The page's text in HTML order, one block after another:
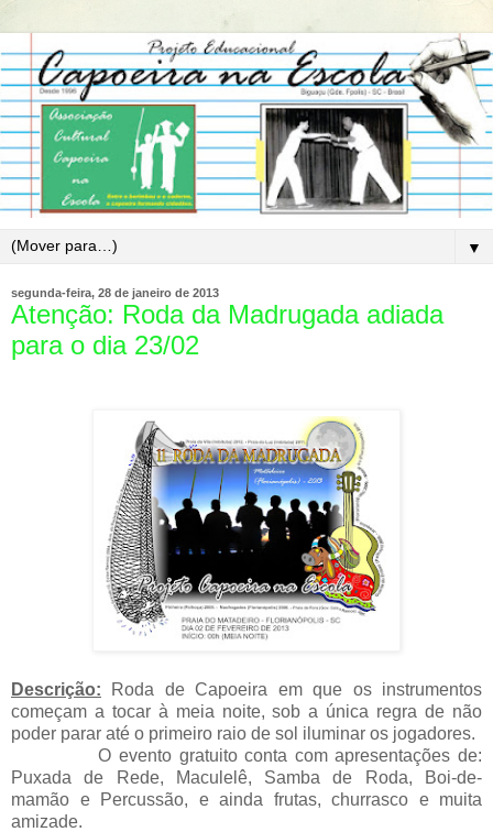
▼
segunda-feira, 28 de janeiro de 2013
Atenção: Roda da Madrugada adiada
para o dia 23/02
Descrição:
Roda de Capoeira em que os instrumentos
começam a tocar à meia noite, sob a única regra de não
poder parar até o primeiro raio de sol iluminar os jogadores.
O evento gratuito conta com apresentações de:
Puxada de Rede, Maculelê, Samba de Roda, Boi-de-
mamão e Percussão, e ainda frutas, churrasco e muita
amizade.